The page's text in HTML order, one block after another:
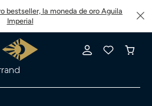
bestseller, la moneda de oro Aguila
Imperial